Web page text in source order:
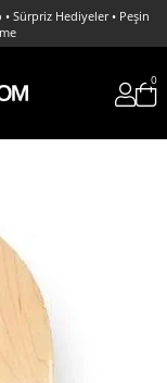
Sürpriz Hediyeler • Peşin
0